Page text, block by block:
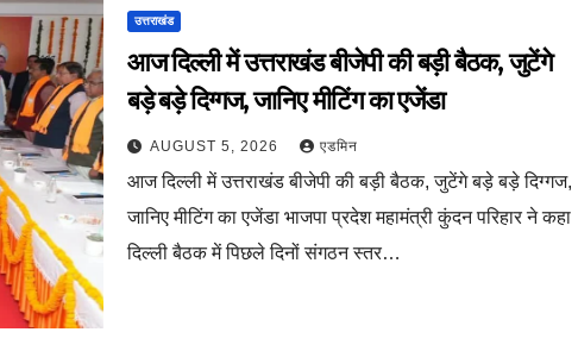
उत्तराखंड
आज दिल्ली में उत्तराखंड बीजेपी की बड़ी बैठक, जुटेंगे
बड़े बड़े दिग्गज, जानिए मीटिंग का एजेंडा
AUGUST 5, 2026 एडमिन
आज दिल्ली में उत्तराखंड बीजेपी की बड़ी बैठक, जुटेंगे बड़े बड़े दिग्गज,
जानिए मीटिंग का एजेंडा भाजपा प्रदेश महामंत्री कुंदन परिहार ने कहा
दिल्ली बैठक में पिछले दिनों संगठन स्तर…